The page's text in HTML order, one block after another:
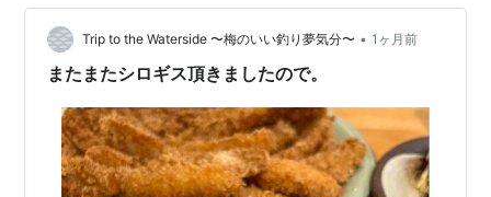
かなり釣れていたとのこと！本当は私だって6月中に行き
たかったですよ！ お天気もあれば、法…
Trip to the Waterside 〜梅のいい釣り夢気分〜 • 1ヶ月前
またまたシロギス頂きましたので。